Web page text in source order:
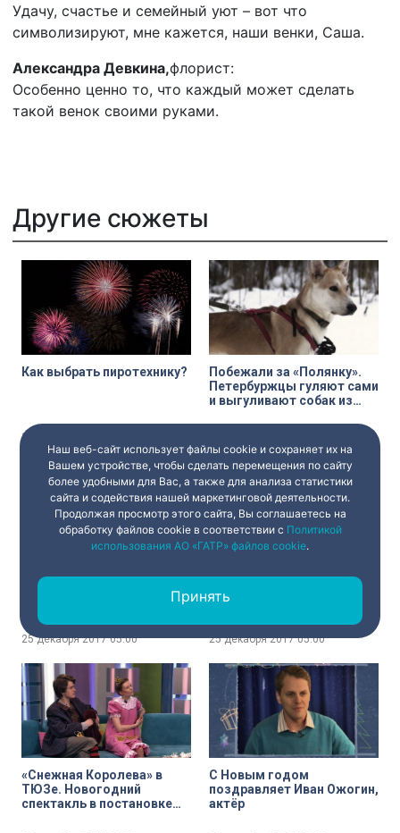
Удачу, счастье и семейный уют – вот что
символизируют, мне кажется, наши венки, Саша.
Александра Девкина,флорист:
Особенно ценно то, что каждый может сделать
такой венок своими руками.
Другие сюжеты
Как выбрать пиротехнику?
25 декабря 2017
Побежали за «Полянку».
Петербуржцы гуляют сами
и выгуливают собак из
С Новым годом
поздравляет Валерия,
25 декабря 201705:00
Музыкальный фестиваль
25 декабря 201705:00
«Снежная Королева» в
ТЮЗе. Новогодний
спектакль в постановке
С Новым годом
поздравляет Иван Ожогин,
актёр
Наш веб-сайт использует файлы cookie и сохраняет их на
Вашем устройстве, чтобы сделать перемещения по сайту
более удобными для Вас, а также для анализа статистики
сайта и содействия нашей маркетинговой деятельности.
Продолжая просмотр этого сайта, Вы соглашаетесь на
обработку файлов cookie в соответствии с Политикой
использования АО «ГАТР» файлов cookie.
Принять